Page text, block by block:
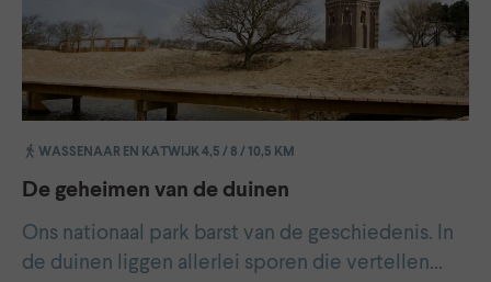
WASSENAAR EN KATWIJK 4,5 / 8 / 10,5 KM
De geheimen van de duinen
Ons nationaal park barst van de geschiedenis. In
de duinen liggen allerlei sporen die vertellen…